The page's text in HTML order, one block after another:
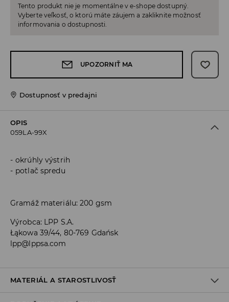
Tento produkt nie je momentálne v e-shope dostupný.
Vyberte veľkosť, o ktorú máte záujem a zakliknite možnosť
informovania o dostupnosti.
UPOZORNIŤ MA
Dostupnosť v predajni
OPIS
059LA-99X
okrúhly výstrih
potlač spredu
Gramáž materiálu: 200 gsm
Výrobca: LPP S.A.
Łąkowa 39/44, 80-769 Gdańsk
lpp@lppsa.com
MATERIÁL A STAROSTLIVOSŤ